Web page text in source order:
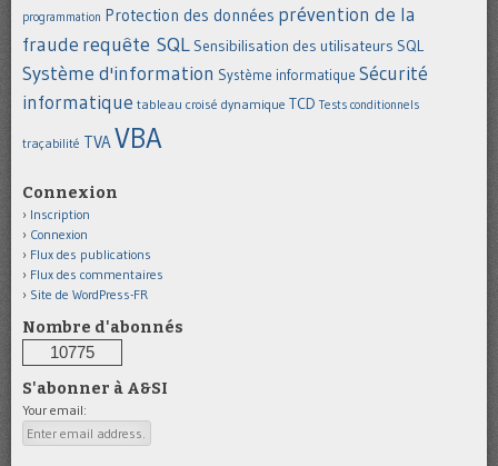
programmation Protection des données prévention de la
fraude requête SQL Sensibilisation des utilisateurs SQL
Système d'information Système informatique Sécurité
informatique tableau croisé dynamique TCD Tests conditionnels
traçabilité TVAVBA
Connexion
Inscription
Connexion
Flux des publications
Flux des commentaires
Site de WordPress-FR
Nombre d'abonnés
10775
S'abonner à A&SI
Your email: